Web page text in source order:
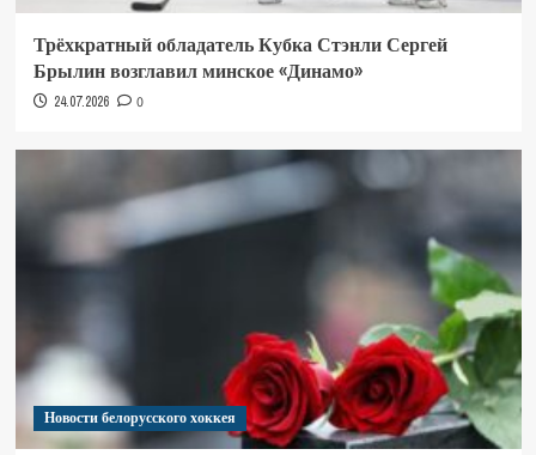
Трёхкратный обладатель Кубка Стэнли Сергей
Брылин возглавил минское «Динамо»
24.07.2026 0
Новости белорусского хоккея